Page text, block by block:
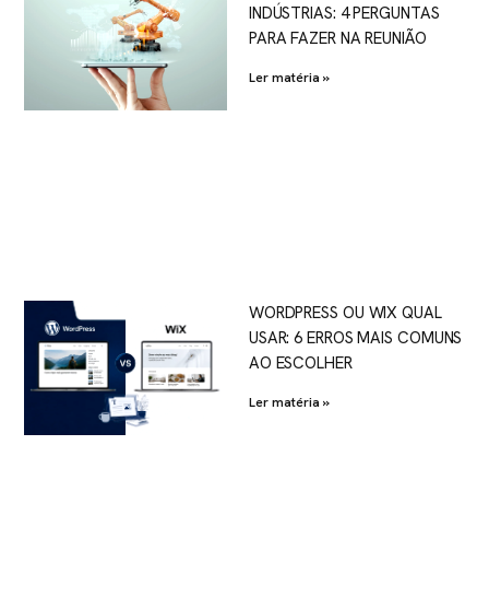
INDÚSTRIAS: 4 PERGUNTAS
PARA FAZER NA REUNIÃO
Ler matéria »
WORDPRESS OU WIX QUAL
USAR: 6 ERROS MAIS COMUNS
AO ESCOLHER
Ler matéria »